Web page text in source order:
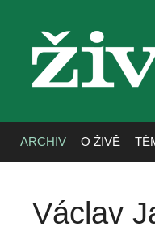
živa
ARCHIV O ŽIVĚ
Václav